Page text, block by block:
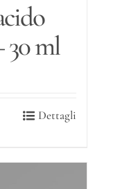
30 ml
Dettagli